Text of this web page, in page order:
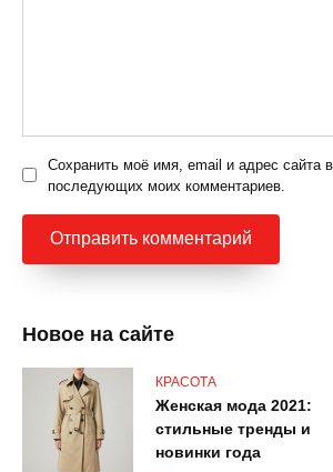
Сохранить моё имя, email и адрес сайта
последующих моих комментариев.
Новое на сайте
КРАСОТА
Женская мода 2021:
стильные тренды и
новинки года